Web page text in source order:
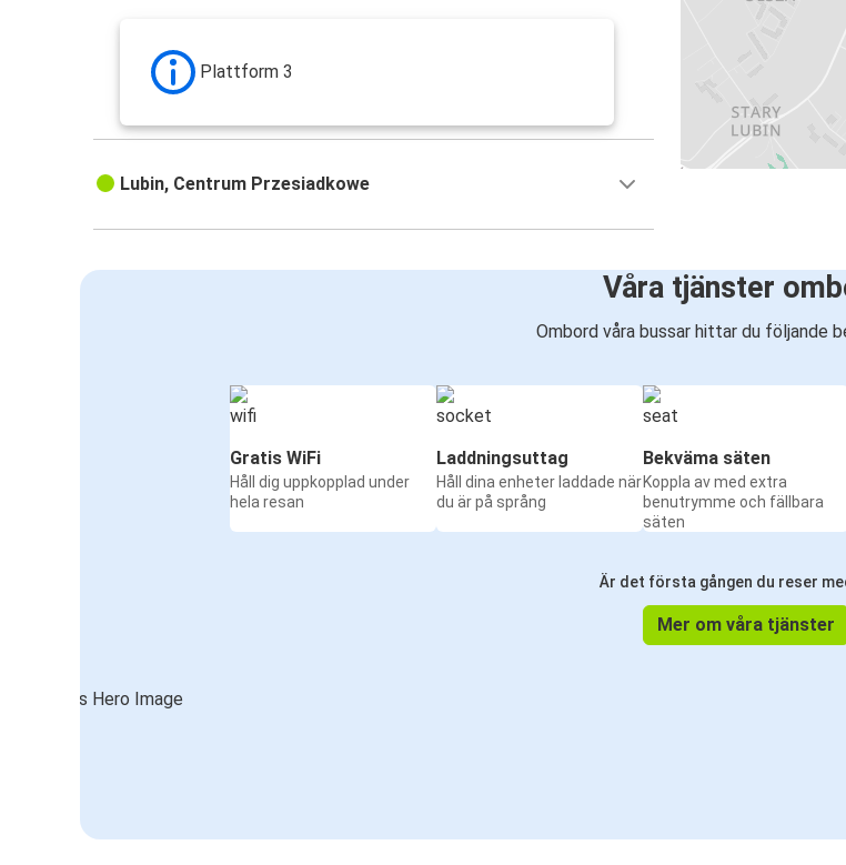
Plattform 3
Lubin, Centrum Przesiadkowe
Våra tjänster
Ombord våra bussar hittar du följande
Gratis WiFi
Håll dig uppkopplad under
hela resan
Laddningsuttag
Håll dina enheter laddade när
du är på språng
Bekväma säten
Koppla av med extra
benutrymme och fällbara
säten
Är det första gången du reser
Mer om våra tjänster